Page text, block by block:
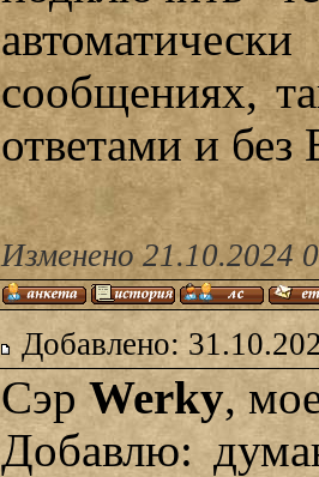
сообщениях,
ответами и
Изменено 21.10.2024
Добавлено:
Сэр Werky,
Добавлю: